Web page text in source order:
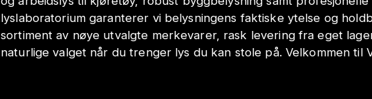
lyslaboratorium garanterer vi belysningens faktiske ytelse og
sortiment av nøye utvalgte merkevarer, rask levering fra eget
naturlige valget når du trenger lys du kan stole på. Velkommen til